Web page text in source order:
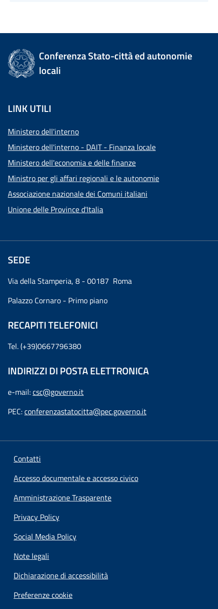
Conferenza Stato-città ed autonomie
locali
LINK UTILI
Ministero dell'interno
Ministero dell'interno - DAIT - Finanza locale
Ministero dell'economia e delle finanze
Ministro per gli affari regionali e le autonomie
Associazione nazionale dei Comuni italiani
Unione delle Province d'Italia
SEDE
Via della Stamperia, 8 - 00187 Roma
Palazzo Cornaro - Primo piano
RECAPITI TELEFONICI
Tel. (+39)0667796380
INDIRIZZI DI POSTA ELETTRONICA
e-mail:csc@governo.it
PEC:conferenzastatocitta@pec.governo.it
Contatti
Accesso documentale e accesso civico
Amministrazione Trasparente
Privacy Policy
Social Media Policy
Note legali
Dichiarazione di accessibilità
Preferenze cookie